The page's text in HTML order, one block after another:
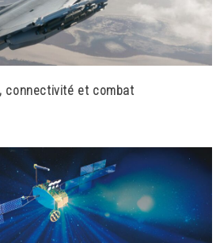
connectivité et combat